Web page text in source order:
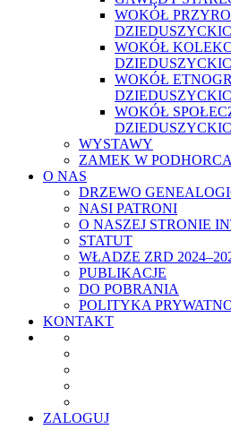
WOKÓŁ
WOKÓŁ
WOKÓŁ
WOKÓŁ
WYSTAWY
ZAMEK W
O NAS
DRZEWO
NASI PATRONI
O NASZEJ STRONIE
STATUT
WŁADZE ZRD
PUBLIKACJE
DO POBRANIA
POLITYKA
KONTAKT
ZALOGUJ